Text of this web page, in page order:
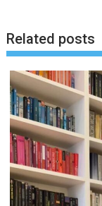
Related posts